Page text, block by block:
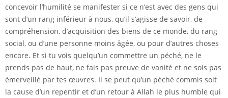
concevoir l’humilité se manifester si ce n’est avec des gens qui
sont d’un rang inférieur à nous, qu’il s’agisse de savoir, de
compréhension, d’acquisition des biens de ce monde, du rang
social, ou d’une personne moins âgée, ou pour d’autres choses
encore. Et si tu vois quelqu’un commettre un péché, ne le
prends pas de haut, ne fais pas preuve de vanité et ne sois pas
émerveillé par tes œuvres. Il se peut qu’un péché commis soit
la cause d’un repentir et d’un retour à Allah le plus humble qui